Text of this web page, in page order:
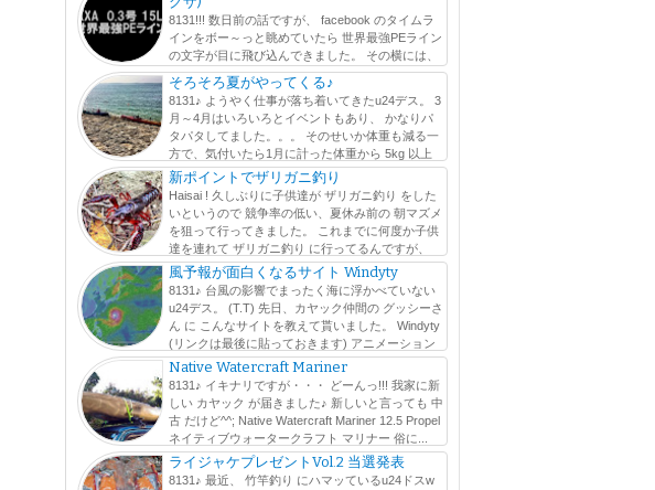
8131!!! 数日前の話ですが、 facebook のタイムラ
インをボー～っと眺めていたら 世界最強PEライン
の文字が目に飛び込んできました。 その横には、
0.3号で15LB の文字も。 0.3号で15LB !? ∑q|ﾟДﾟ|p PEライン は...
そろそろ夏がやってくる♪
8131♪ ようやく仕事が落ち着いてきたu24デス。 3
月～4月はいろいろとイベントもあり、 かなりパ
タパタしてました。。。 そのせいか体重も減る一
方で、気付いたら1月に計った体重から 5kg 以上
落ちてました。 ΣΣ(ﾟдﾟlll) その間にも可能な...
新ポイントでザリガニ釣り
Haisai ! 久しぶりに子供達が ザリガニ釣り をした
いというので 競争率の低い、夏休み前の 朝マズメ
を狙って行ってきました。 これまでに何度か子供
達を連れて ザリガニ釣り に行ってるんですが、
子供よりも確実に大人が夢中になりますw faceboo...
風予報が面白くなるサイト Windyty
8131♪ 台風の影響でまったく海に浮かべていない
u24デス。 (T.T) 先日、カヤック仲間の グッシーさ
ん に こんなサイトを教えて貰いました。 Windyty
(リンクは最後に貼っておきます) アニメーション
で風の動きが分かります。 風は、高度毎...
Native Watercraft Mariner
8131♪ イキナリですが・・・ どーんっ!!! 我家に新
しい カヤック が届きました♪ 新しいと言っても 中
古 だけど^^; Native Watercraft Mariner 12.5 Propel
ネイティブウォータークラフト マリナー 俗に...
ライジャケプレゼントVol.2 当選発表
8131♪ 最近、 竹竿釣り にハマッているu24ドスw